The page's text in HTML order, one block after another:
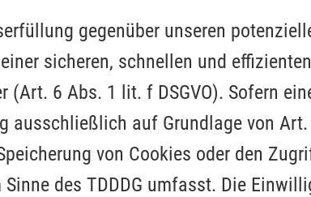
gegenüber unseren
sicheren, schnellen und
6 Abs. 1 lit. f DSGVO). Sofern
auf Grundlage von Art.
von Cookies oder den
des TDDDG umfasst. Die